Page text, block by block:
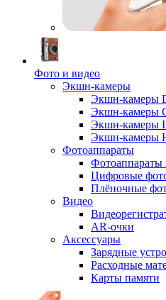
Фото и видео
Экшн-камеры
Экшн-камеры
Экшн-камеры
Экшн-камеры
Экшн-камеры
Фотоаппараты
Фотоаппараты
Цифровые
Плёночные
Видео
AR-очки
Аксессуары
Зарядные
Расходные
Карты памяти